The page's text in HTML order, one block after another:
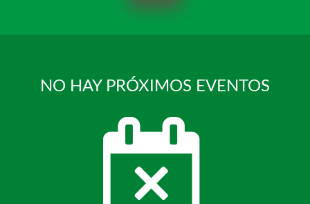
NO HAY PRÓXIMOS EVENTOS